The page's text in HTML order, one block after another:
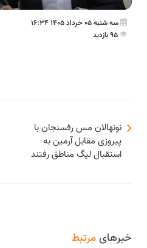
سه شنبه 05 خرداد 1405 16:34
نونهالان مس رفسنجان با
پیروزی مقابل آرمین به
استقبال لیگ مناطق رفتند
خبرهایمرتبط